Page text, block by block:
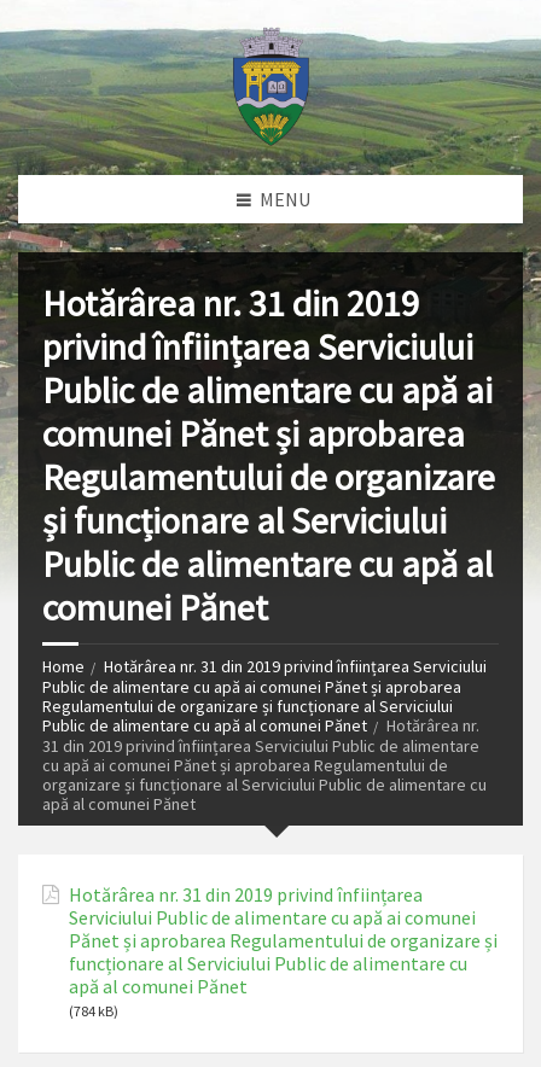
MENU
Hotărârea nr. 31 din 2019
privind înființarea Serviciului
Public de alimentare cu apă ai
comunei Pănet și aprobarea
Regulamentului de organizare
și funcționare al Serviciului
Public de alimentare cu apă al
comunei Pănet
Home
Hotărârea nr. 31 din 2019 privind înființarea Serviciului
Public de alimentare cu apă ai comunei Pănet și aprobarea
Regulamentului de organizare și funcționare al Serviciului
Public de alimentare cu apă al comunei Pănet
Hotărârea nr.
31 din 2019 privind înființarea Serviciului Public de alimentare
cu apă ai comunei Pănet și aprobarea Regulamentului de
organizare și funcționare al Serviciului Public de alimentare cu
apă al comunei Pănet
Hotărârea nr. 31 din 2019 privind înființarea
Serviciului Public de alimentare cu apă ai comunei
Pănet și aprobarea Regulamentului de organizare și
funcționare al Serviciului Public de alimentare cu
apă al comunei Pănet
(784 kB)